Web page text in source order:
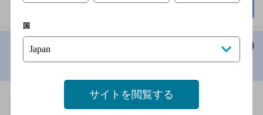
詳細を見る
とり将 [居酒屋]
国
サイトを閲覧する